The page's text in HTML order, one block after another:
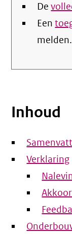
De
Een
melden.
Inhoud
Verklaring